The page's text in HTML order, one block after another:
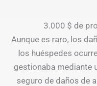
3.000 $ de
Aunque es raro, los
los huéspedes
gestionaba mediante
seguro de daños de